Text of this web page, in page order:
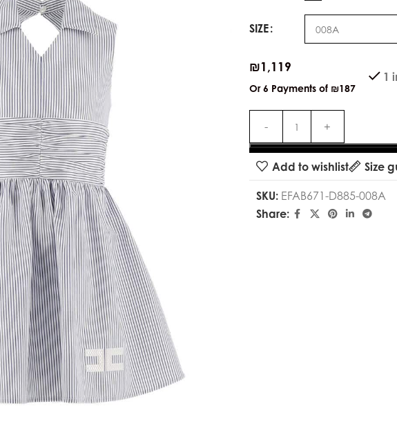
SIZE
₪1,119
Or 6 Payments of ₪187
1
Add to wishlist
Size
SKU: EFAB671-D885-008A
Share: